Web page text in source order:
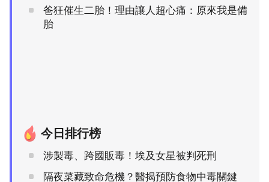
爸狂催生二胎！理由讓人超心痛：原來我是備
胎
今日排行榜
涉製毒、跨國販毒！埃及女星被判死刑
隔夜菜藏致命危機？醫揭預防食物中毒關鍵